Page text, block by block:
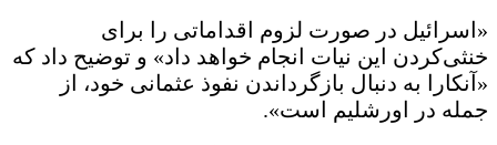
«اسرائیل در صورت لزوم اقداماتی را برای
خنثی‌کردن این نیات انجام خواهد داد» و توضیح داد که
«آنکارا به دنبال بازگرداندن نفوذ عثمانی خود، از
جمله در اورشلیم است».